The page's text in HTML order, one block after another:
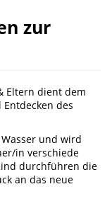
zur
Eltern dient dem
des
und wird
in verschiede
durchführen die
an das neue